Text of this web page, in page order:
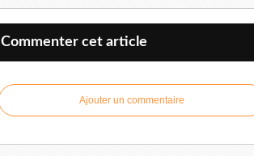
Commenter cet article
Ajouter un commentaire